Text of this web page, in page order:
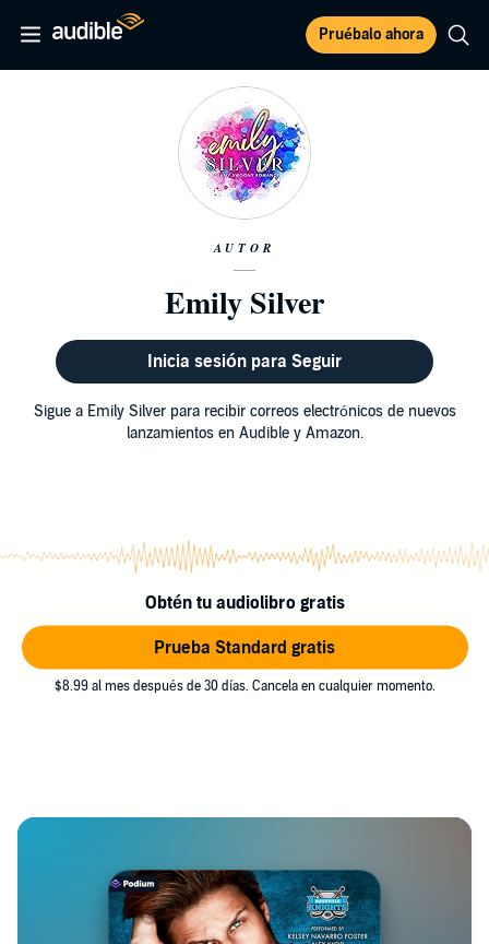
Pruébalo ahora
AUTOR
Emily Silver
Inicia sesión para Seguir
Sigue a Emily Silver para recibir correos electrónicos de nuevos
lanzamientos en Audible y Amazon.
Obtén tu audiolibro gratis
Prueba Standard gratis
$8.99 al mes después de 30 días. Cancela en cualquier momento.